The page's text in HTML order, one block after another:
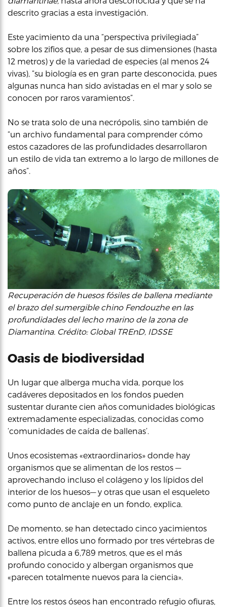
descrito gracias a esta investigación.
Este yacimiento da una “perspectiva privilegiada”
sobre los zifios que, a pesar de sus dimensiones (hasta
12 metros) y de la variedad de especies (al menos 24
vivas), “su biología es en gran parte desconocida, pues
algunas nunca han sido avistadas en el mar y solo se
conocen por raros varamientos”.
No se trata solo de una necrópolis, sino también de
“un archivo fundamental para comprender cómo
estos cazadores de las profundidades desarrollaron
un estilo de vida tan extremo a lo largo de millones de
años”.
Recuperación de huesos fósiles de ballena mediante
el brazo del sumergible chino Fendouzhe en las
profundidades del lecho marino de la zona de
Diamantina. Crédito: Global TREnD, IDSSE
Oasis de biodiversidad
Un lugar que alberga mucha vida, porque los
cadáveres depositados en los fondos pueden
sustentar durante cien años comunidades biológicas
extremadamente especializadas, conocidas como
‘comunidades de caída de ballenas’.
Unos ecosistemas «extraordinarios» donde hay
organismos que se alimentan de los restos —
aprovechando incluso el colágeno y los lípidos del
interior de los huesos— y otras que usan el esqueleto
como punto de anclaje en un fondo, explica.
De momento, se han detectado cinco yacimientos
activos, entre ellos uno formado por tres vértebras de
ballena picuda a 6,789 metros, que es el más
profundo conocido y albergan organismos que
«parecen totalmente nuevos para la ciencia».
Entre los restos óseos han encontrado refugio ofiuras,